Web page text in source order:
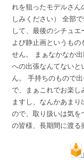
れを狙ったモデルさん
しみください） 全部
して、最後のシチュ
よび静止画というも
せん。 まぁなかなか
への出張なんてない
ん。 手持ちのもので
で、まぁこれでお楽し
ますし、なんかあま
ので、取り扱いは気
の皆様、長期間に渡る